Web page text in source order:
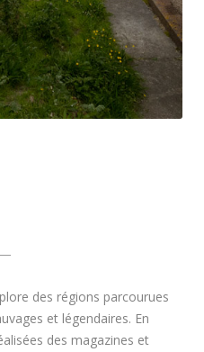
des régions parcourues
et légendaires. En
des magazines et